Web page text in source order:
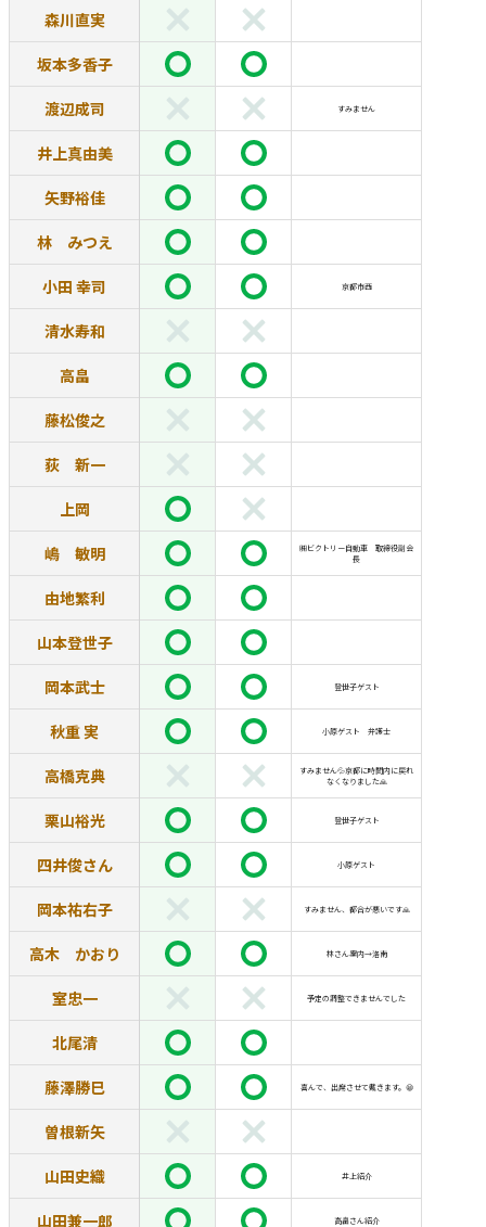
森川直実
坂本多香子
渡辺成司 すみません
井上真由美
矢野裕佳
林 みつえ
小田 幸司 京都市西
清水寿和
高畠
藤松俊之
荻 新一
上岡
嶋 敏明
㈱ビクトリー自動車 取締役副会
長
由地繁利
山本登世子
岡本武士 登世子ゲスト
秋重 実 小原ゲスト 弁護士
高橋克典
すみません💦京都に時間内に戻れ
なくなりました🙏
栗山裕光 登世子ゲスト
四井俊さん 小原ゲスト
岡本祐右子 すみません、都合が悪いです🙏
高木 かおり 林さん案内→洛南
室忠一 予定の調整できませんでした
北尾清
藤澤勝巳 喜んで、出席させて戴きます。😁
曽根新矢
山田史織 井上紹介
山田兼一郎 高畠さん紹介